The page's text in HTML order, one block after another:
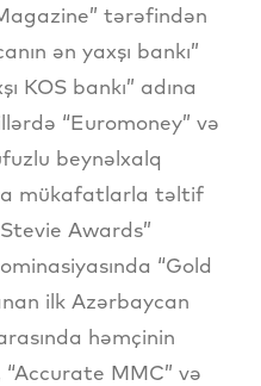
tərəfindən
ən yaxşı bankı”
KOS bankı” adına
“Euromoney” və
beynəlxalq
mükafatlarla təltif
Awards”
“Gold
ilk Azərbaycan
həmçinin
“Accurate MMC” və